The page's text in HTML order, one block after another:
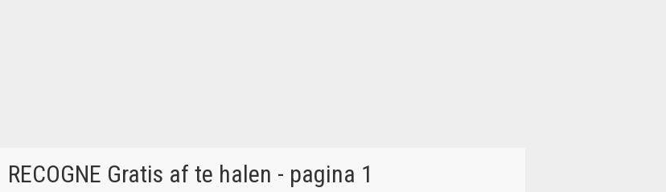
RECOGNE Gratis af te halen - pagina 1